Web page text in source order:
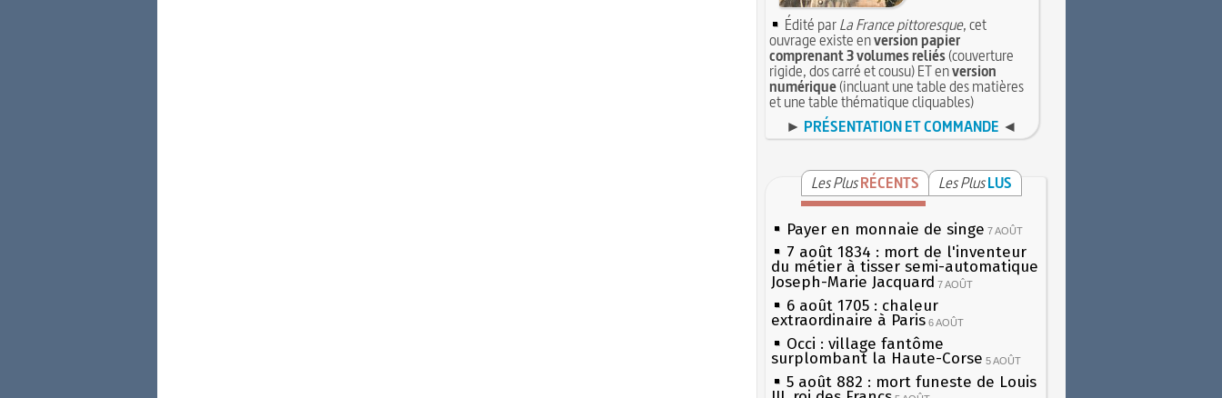
Édité parLa France pittoresque, cet
ouvrage existe enversion papier
comprenant 3 volumes reliés(couverture
rigide, dos carré et cousu) ET enversion
numérique(incluant une table des matières
et une table thématique cliquables)
► PRÉSENTATION ET COMMANDE ◄
Les Plus RÉCENTS Les Plus LUS
Payer en monnaie de singe 7 AOÛT
7 août 1834 : mort de l'inventeur
du métier à tisser semi-automatique
Joseph-Marie Jacquard 7 AOÛT
6 août 1705 : chaleur
extraordinaire à Paris 6 AOÛT
Occi : village fantôme
surplombant la Haute-Corse 5 AOÛT
5 août 882 : mort funeste de Louis